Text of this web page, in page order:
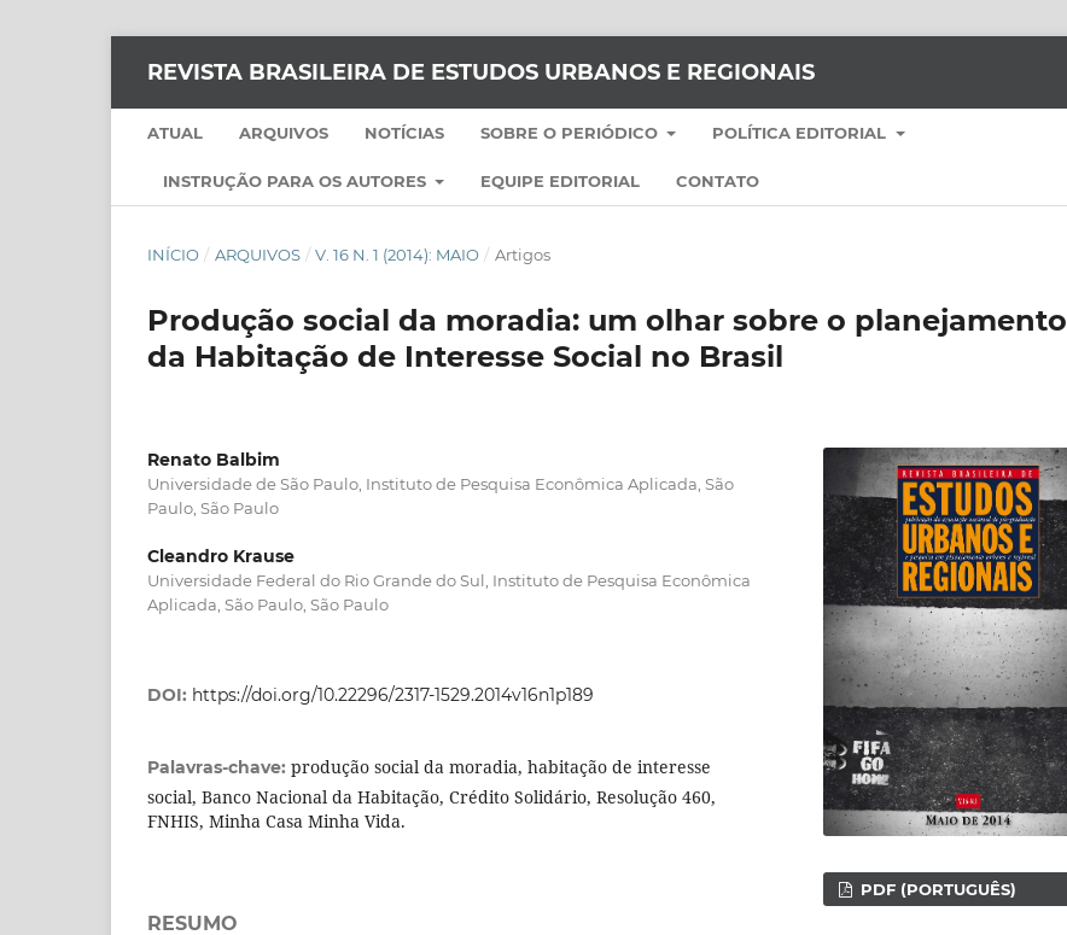
REVISTA BRASILEIRA DE ESTUDOS URBANOS E REGIONAIS
ATUAL ARQUIVOS NOTÍCIAS SOBRE O PERIÓDICO POLÍTICA EDITORIAL
INSTRUÇÃO PARA OS AUTORES EQUIPE EDITORIAL CONTATO
INÍCIO / ARQUIVOS / V. 16 N. 1 (2014): MAIO / Artigos
Produção social da moradia: um olhar sobre o planejamento
da Habitação de Interesse Social no Brasil
Renato Balbim
Universidade de São Paulo, Instituto de Pesquisa Econômica Aplicada, São
Paulo, São Paulo
Cleandro Krause
Universidade Federal do Rio Grande do Sul, Instituto de Pesquisa Econômica
Aplicada, São Paulo, São Paulo
DOI: https://doi.org/10.22296/2317-1529.2014v16n1p189
Palavras-chave: produção social da moradia, habitação de interesse
social, Banco Nacional da Habitação, Crédito Solidário, Resolução 460,
FNHIS, Minha Casa Minha Vida.
RESUMO
PDF (PORTUGUÊS)